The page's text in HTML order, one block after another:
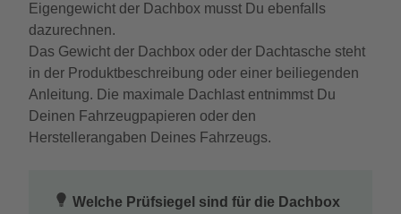
Eigengewicht der Dachbox musst Du ebenfalls
dazurechnen.
Das Gewicht der Dachbox oder der Dachtasche steht
in der Produktbeschreibung oder einer beiliegenden
Anleitung. Die maximale Dachlast entnimmst Du
Deinen Fahrzeugpapieren oder den
Herstellerangaben Deines Fahrzeugs.
Welche Prüfsiegel sind für die Dachbox